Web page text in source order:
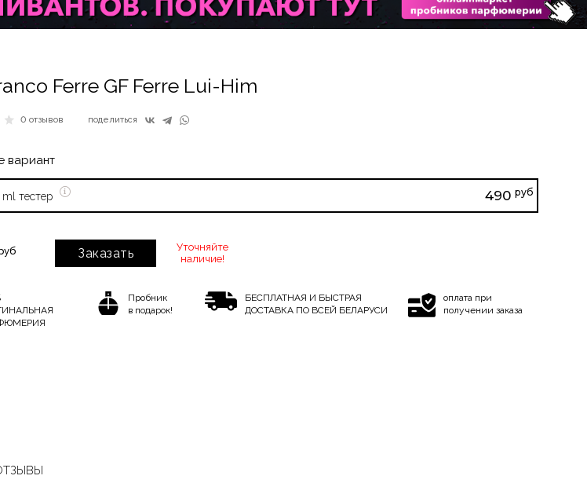
Ferre GF Ferre Lui-Him
0 отзывов поделиться
вариант
тестер 490 руб
Заказать
Уточняйте
наличие!
Пробник
в подарок!
БЕСПЛАТНАЯ И БЫСТРАЯ
ДОСТАВКА ПО ВСЕЙ БЕЛАРУСИ
оплата при
получении заказа